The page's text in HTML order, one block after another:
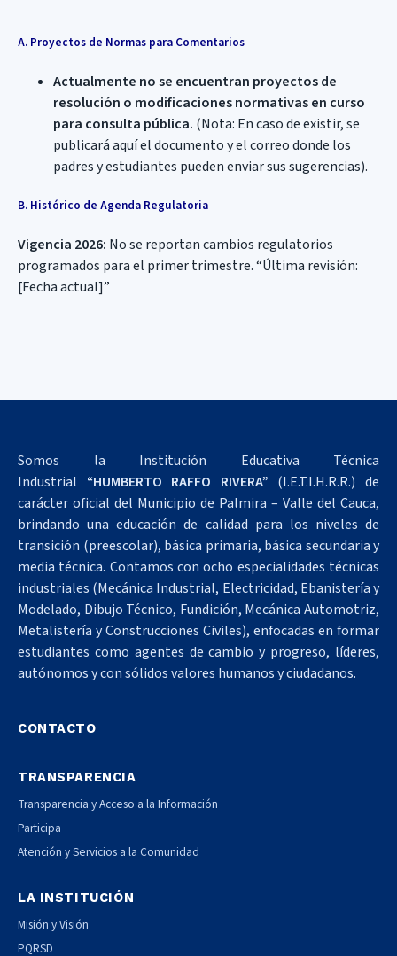
A. Proyectos de Normas para Comentarios
Actualmente no se encuentran proyectos de
resolución o modificaciones normativas en curso
para consulta pública. (Nota: En caso de existir, se
publicará aquí el documento y el correo donde los
padres y estudiantes pueden enviar sus sugerencias).
B. Histórico de Agenda Regulatoria
Vigencia 2026: No se reportan cambios regulatorios
programados para el primer trimestre. “Última revisión:
[Fecha actual]”
Somos la Institución Educativa Técnica
Industrial “HUMBERTO RAFFO RIVERA” (I.E.T.I.H.R.R.) de
carácter oficial del Municipio de Palmira – Valle del Cauca,
brindando una educación de calidad para los niveles de
transición (preescolar), básica primaria, básica secundaria y
media técnica. Contamos con ocho especialidades técnicas
industriales (Mecánica Industrial, Electricidad, Ebanistería y
Modelado, Dibujo Técnico, Fundición, Mecánica Automotriz,
Metalistería y Construcciones Civiles), enfocadas en formar
estudiantes como agentes de cambio y progreso, líderes,
autónomos y con sólidos valores humanos y ciudadanos.
CONTACTO
TRANSPARENCIA
Transparencia y Acceso a la Información
Participa
Atención y Servicios a la Comunidad
LA INSTITUCIÓN
Misión y Visión
PQRSD